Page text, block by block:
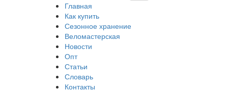
Главная
Как купить
Сезонное хранение
Веломастерская
Новости
Опт
Статьи
Словарь
Контакты